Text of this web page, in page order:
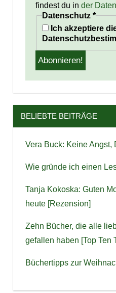
findest du in der
Datenschutz *
Ich akzeptiere
BELIEBTE BEITRÄGE
Vera Buck: Keine Angst,
Wie gründe ich einen
Tanja Kokoska: Guten
heute [Rezension]
Zehn Bücher, die alle
gefallen haben [Top Ten
Büchertipps zur